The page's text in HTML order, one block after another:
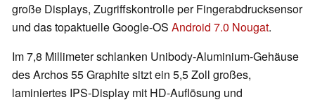
große Displays, Zugriffskontrolle per Fingerabdrucksensor
und das topaktuelle Google-OS Android 7.0 Nougat.
Im 7,8 Millimeter schlanken Unibody-Aluminium-Gehäuse
des Archos 55 Graphite sitzt ein 5,5 Zoll großes,
laminiertes IPS-Display mit HD-Auflösung und